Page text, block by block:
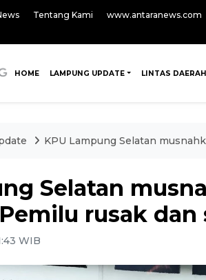
Tentang Kami www.antaranews.com
HOME LAMPUNG UPDATE LINTAS DAERAH
KPU Lampung Selatan
Selatan
rusak dan
WIB